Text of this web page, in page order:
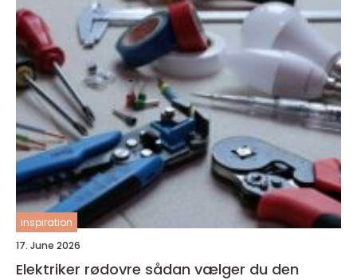
inspiration
17. June 2026
Elektriker rødovre sådan vælger du den